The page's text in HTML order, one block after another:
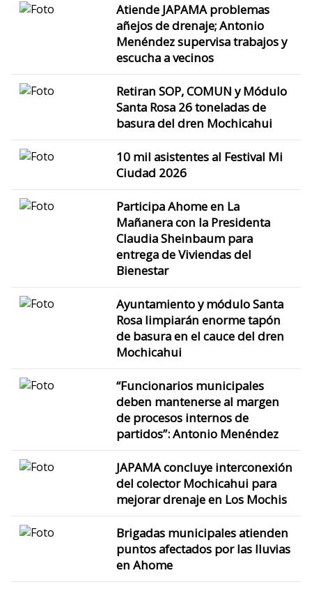
Atiende JAPAMA problemas
añejos de drenaje; Antonio
Menéndez supervisa trabajos y
escucha a vecinos
Retiran SOP, COMUN y Módulo
Santa Rosa 26 toneladas de
basura del dren Mochicahui
10 mil asistentes al Festival Mi
Ciudad 2026
Participa Ahome en La
Mañanera con la Presidenta
Claudia Sheinbaum para
entrega de Viviendas del
Bienestar
Ayuntamiento y módulo Santa
Rosa limpiarán enorme tapón
de basura en el cauce del dren
Mochicahui
“Funcionarios municipales
deben mantenerse al margen
de procesos internos de
partidos”: Antonio Menéndez
JAPAMA concluye interconexión
del colector Mochicahui para
mejorar drenaje en Los Mochis
Brigadas municipales atienden
puntos afectados por las lluvias
en Ahome